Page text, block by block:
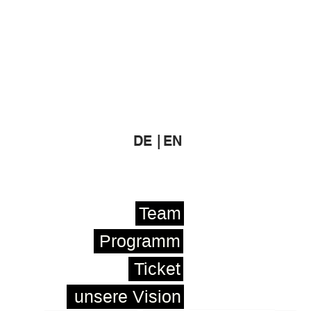
DE | EN
Team
Programm
Ticket
unsere Vision